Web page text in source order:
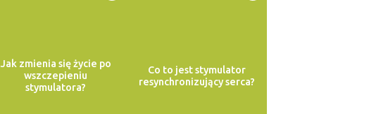
Jak zmienia się życie po
wszczepieniu
stymulatora?
Co to jest stymulator
resynchronizujący serca?